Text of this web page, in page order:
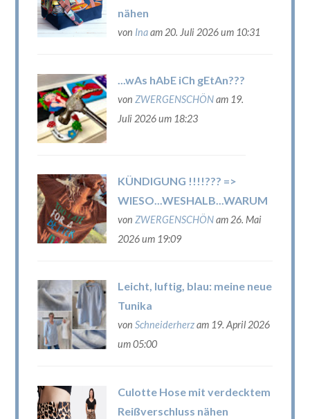
nähen
von Inaam 20. Juli 2026 um 10:31
...wAs hAbE iCh gEtAn???
von ZWERGENSCHÖNam 19.
Juli 2026 um 18:23
KÜNDIGUNG !!!!??? =>
WIESO...WESHALB...WARUM
von ZWERGENSCHÖNam 26. Mai
2026 um 19:09
Leicht, luftig, blau: meine neue
Tunika
von Schneiderherzam 19. April 2026
um 05:00
Culotte Hose mit verdecktem
Reißverschluss nähen